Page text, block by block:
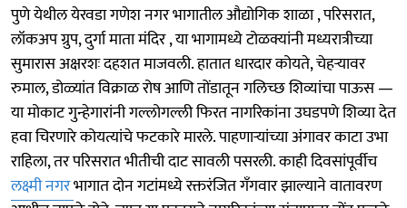
पुणे येथील येरवडा गणेश नगर भागातील औद्योगिक शाळा , परिसरात,
लॉकअप ग्रुप, दुर्गा माता मंदिर , या भागामध्ये टोळक्यांनी मध्यरात्रीच्या
सुमारास अक्षरशः दहशत माजवली. हातात धारदार कोयते, चेहऱ्यावर
रुमाल, डोळ्यांत विक्राळ रोष आणि तोंडातून गलिच्छ शिव्यांचा पाऊस —
या मोकाट गुन्हेगारांनी गल्लोगल्ली फिरत नागरिकांना उघडपणे शिव्या देत
हवा चिरणारे कोयत्यांचे फटकारे मारले. पाहणाऱ्यांच्या अंगावर काटा उभा
राहिला, तर परिसरात भीतीची दाट सावली पसरली. काही दिवसांपूर्वीच
लक्ष्मी नगरभागात दोन गटांमध्ये रक्तरंजित गँगवार झाल्याने वातावरण